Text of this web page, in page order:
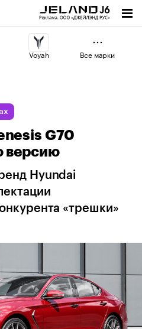
Voyah
Changan
Все марки
G70
версию
Hyundai
«трешки»